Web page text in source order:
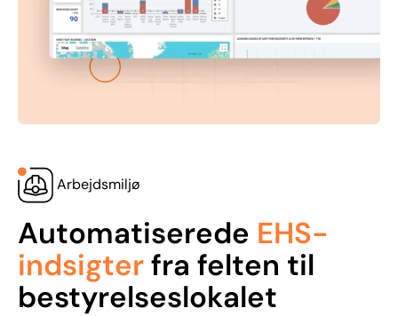
Arbejdsmiljø
Automatiserede EHS-
indsigterfra felten til
bestyrelseslokalet